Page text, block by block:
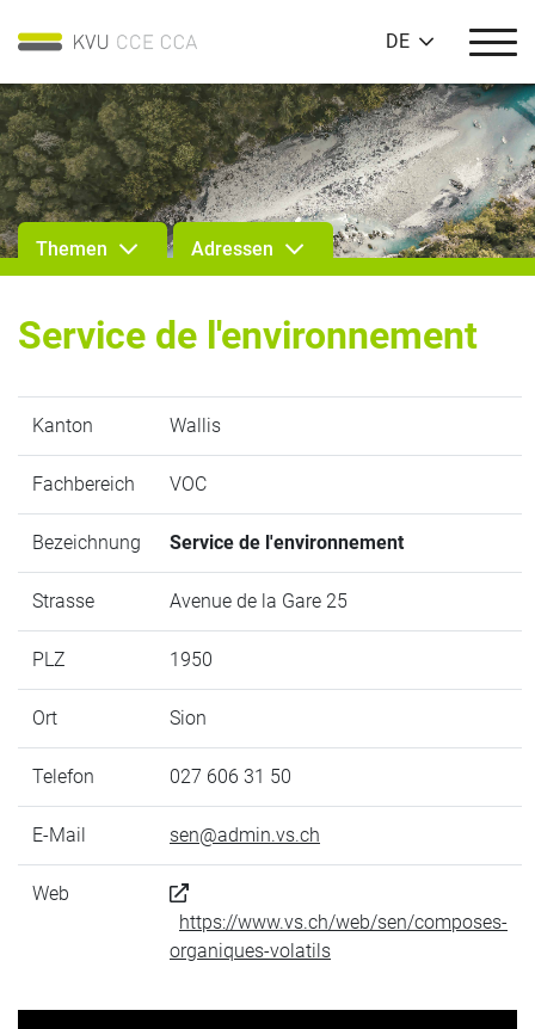
DE
Themen Adressen
Service de l'environnement
Kanton Wallis
Fachbereich VOC
Bezeichnung Service de l'environnement
Strasse Avenue de la Gare 25
PLZ 1950
Ort Sion
Telefon 027 606 31 50
E-Mail sen@admin.vs.ch
Web
https://www.vs.ch/web/sen/composes-
organiques-volatils